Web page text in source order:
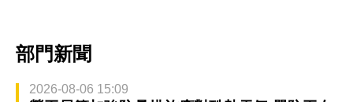
部門新聞
2026-08-06 15:09